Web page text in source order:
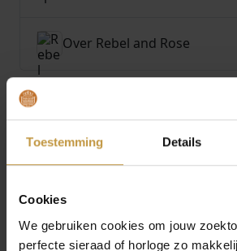
Toestemming Details
Cookies
We gebruiken cookies om jouw
perfecte sieraad of horloge zo
Over Rebel and Rose
MEER VAN REBEL
Aanbieding!
€239,00O
s
p
€178,00H
d
i
REBEL AND ROSE
TWISTED 925
ANTHRACITE RR-